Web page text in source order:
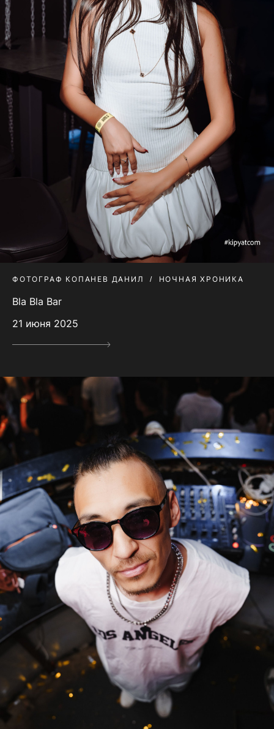
ФОТОГРАФ КОПАНЕВ ДАНИЛ НОЧНАЯ ХРОНИКА
Bla Bla Bar
21 июня 2025